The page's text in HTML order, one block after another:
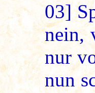
03]
nein,
nur
nun